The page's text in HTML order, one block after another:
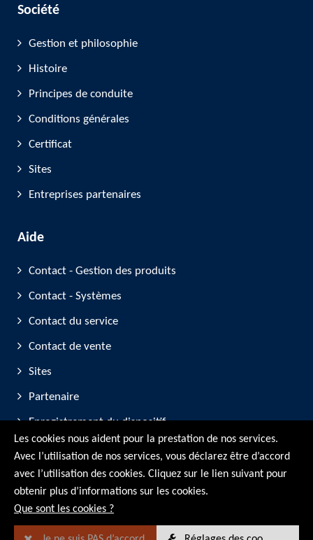
Société
Gestion et philosophie
Histoire
Principes de conduite
Conditions générales
Certificat
Sites
Entreprises partenaires
Aide
Contact - Gestion des produits
Contact - Systèmes
Contact du service
Contact de vente
Sites
Partenaire
Enregistrement du dispositif
Participation aux salons professionnels
© RMG Messtechnik GmbH - 2026
Les cookies nous aident pour la prestation de nos services.
Avec l’utilisation de nos services, vous déclarez être d’accord
avec l’utilisation des cookies. Cliquez sur le lien suivant pour
obtenir plus d’informations sur les cookies.
Que sont les cookies ?